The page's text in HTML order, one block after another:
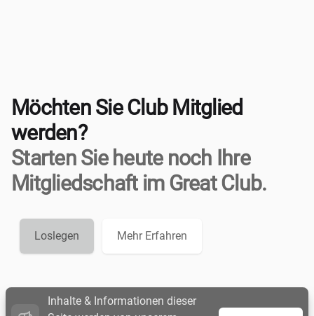
Möchten Sie Club Mitglied
werden?
Starten Sie heute noch Ihre
Mitgliedschaft im Great Club.
Loslegen Mehr Erfahren
Inhalte & Informationen dieser